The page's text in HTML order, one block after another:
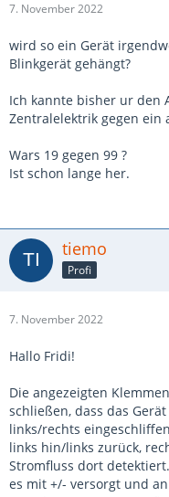
7. November 2022
wird so ein Gerät
Blinkgerät gehängt?
Ich kannte bisher ur den
Zentralelektrik gegen ein
Wars 19 gegen 99 ?
Ist schon lange her.
tiemo
Profi
7. November 2022
Hallo Fridi!
Die angezeigten
schließen, dass das
links/rechts
links hin/links zurück,
Stromfluss dort
es mit +/- versorgt und